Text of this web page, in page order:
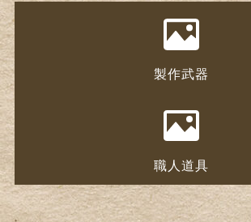
製作武器
職人道具